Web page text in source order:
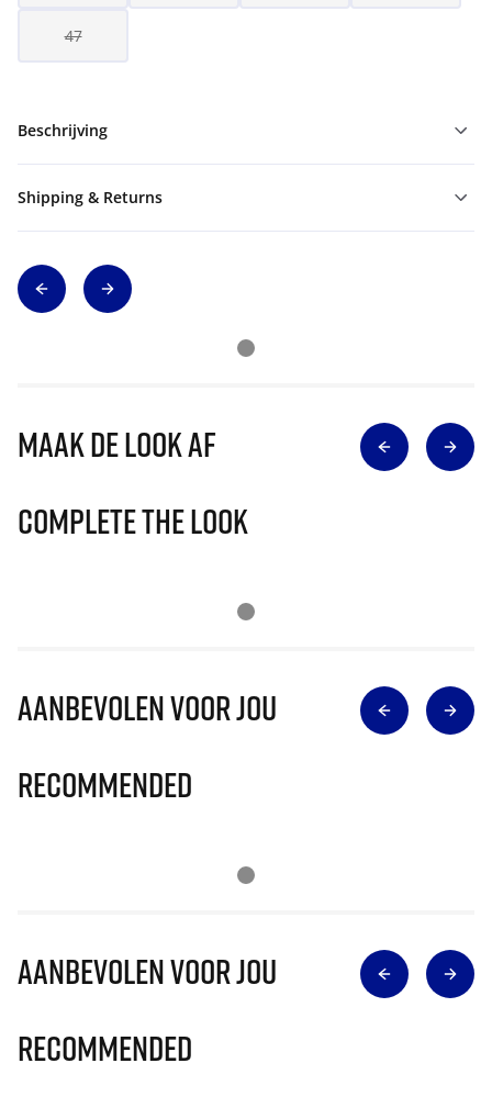
47
Beschrijving
Shipping & Returns
Maak de look af
Complete The Look
Aanbevolen voor jou
Recommended
Aanbevolen voor jou
Recommended